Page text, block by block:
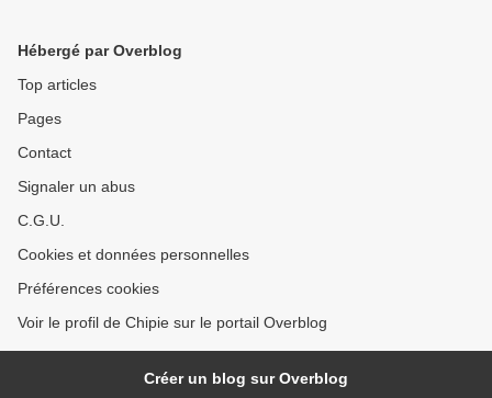
Hébergé par Overblog
Top articles
Pages
Contact
Signaler un abus
C.G.U.
Cookies et données personnelles
Préférences cookies
Voir le profil de Chipie sur le portail Overblog
Créer un blog sur Overblog